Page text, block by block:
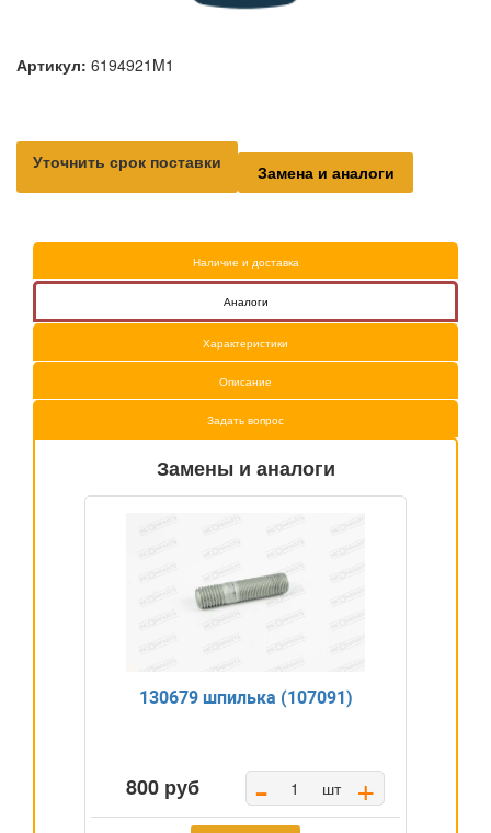
Артикул: 6194921M1
Уточнить срок поставки Замена и аналоги
Наличие и доставка
Аналоги
Характеристики
Описание
Задать вопрос
Замены и аналоги
130679 шпилька (107091)
800 руб - шт +